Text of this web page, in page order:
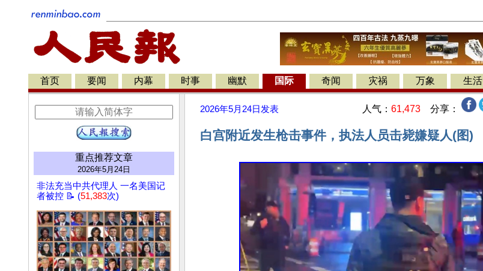
首页 要闻 内幕 时事 幽默 国际 奇闻 灾祸 万象 生活
重点推荐文章
2026年5月24日
非法充当中共代理人 一名美国记
者被控 📝 (51,383次)
2026年5月24日 发表 人气： 61,473 分享：
白宫附近发生枪击事件，执法人员击毙嫌疑人(图)